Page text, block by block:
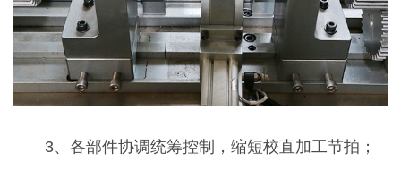
3、各部件协调统筹控制，缩短校直加工节拍；